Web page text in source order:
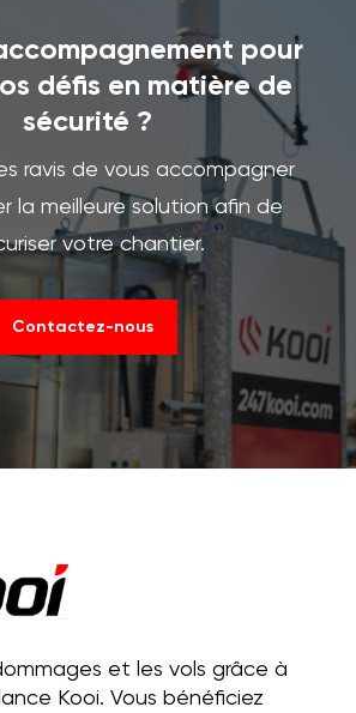
pour
défis en matière de
sécurité ?
ravis de vous accompagner
la meilleure solution afin de
votre chantier.
Contactez-nous
et les vols grâce à
Kooi. Vous bénéficiez